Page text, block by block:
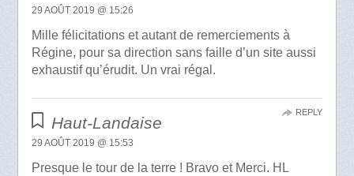
29 AOÛT 2019 @ 15:26
Mille félicitations et autant de remerciements à
Régine, pour sa direction sans faille d’un site aussi
exhaustif qu’érudit. Un vrai régal.
Haut-Landaise
29 AOÛT 2019 @ 15:53
Presque le tour de la terre ! Bravo et Merci. HL
REPLY